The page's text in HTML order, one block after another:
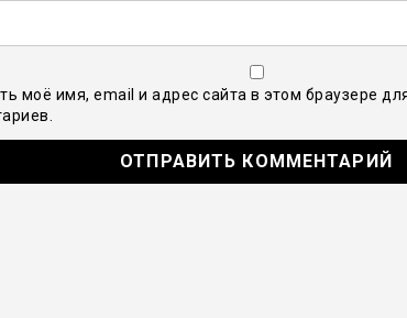
моё имя, email и адрес сайта в этом браузере